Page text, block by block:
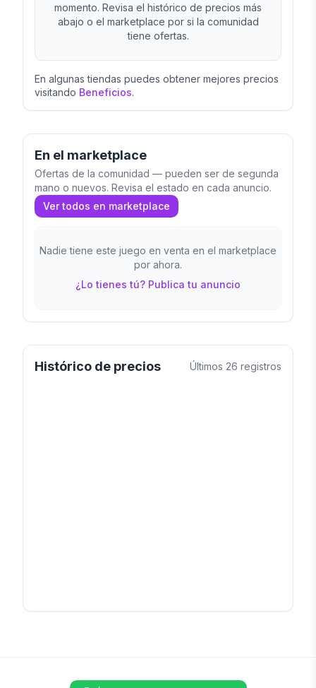
momento. Revisa el histórico de precios más
abajo o el marketplace por si la comunidad
tiene ofertas.
En algunas tiendas puedes obtener mejores precios
visitando Beneficios.
En el marketplace
Ofertas de la comunidad — pueden ser de segunda
mano o nuevos. Revisa el estado en cada anuncio.
Ver todos en marketplace
Nadie tiene este juego en venta en el marketplace
por ahora.
¿Lo tienes tú? Publica tu anuncio
Histórico de precios Últimos 26 registros